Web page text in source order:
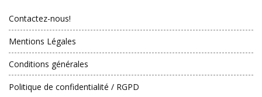
Contactez-nous!
Mentions Légales
Conditions générales
Politique de confidentialité / RGPD